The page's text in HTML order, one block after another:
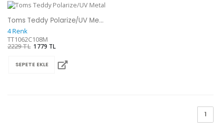
Toms Teddy Polarize/UV Metal Güneş Gözlüğü
4 Renk
TT1062C108M
2229 TL 1779 TL
SEPETE EKLE
1